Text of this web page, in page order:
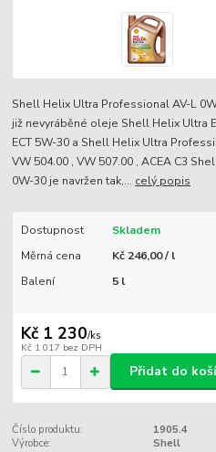
Shell Helix Ultra Professional AV-L
již nevyráběné oleje Shell Helix Ultra
ECT 5W-30 a Shell Helix Ultra
VW 504.00 , VW 507.00 , ACEA C3
0W-30 je navržen tak,... celý popis
Dostupnost
Skladem
Měrná cena
Kč 246,00 / l
Balení
5 l
Kč 1 230/ks
Kč 1 017 bez DPH
Přidat do
Číslo produktu:
1905.4
Výrobce:
Shell